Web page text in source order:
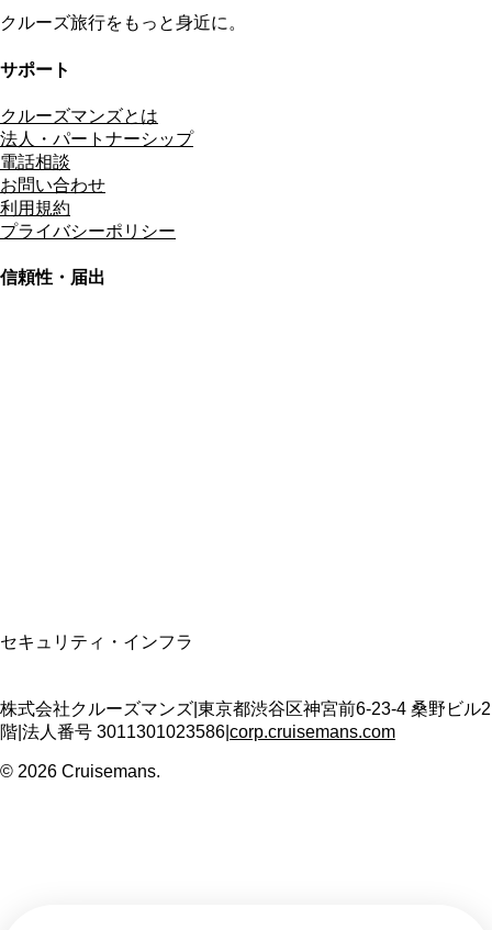
クルーズ旅行をもっと身近に。
サポート
クルーズマンズとは
法人・パートナーシップ
電話相談
お問い合わせ
利用規約
プライバシーポリシー
信頼性・届出
セキュリティ・インフラ
株式会社クルーズマンズ 東京都渋谷区神宮前6-23-4 桑野ビル2
階 法人番号 3011301023586 corp.cruisemans.com
© 2026 Cruisemans.